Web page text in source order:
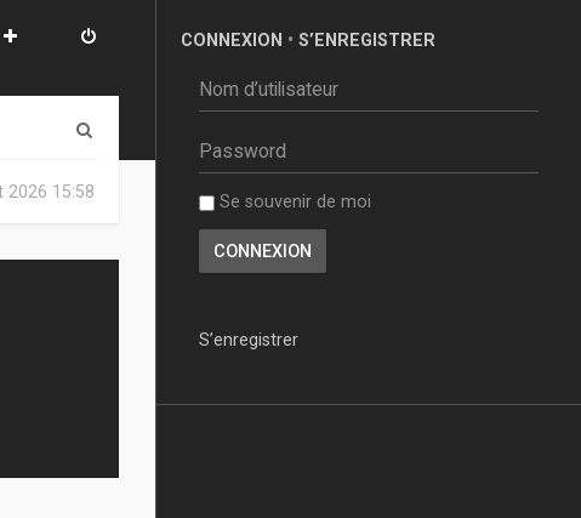
2026 15:58
CONNEXION • S’ENREGISTRER
Se souvenir de moi
S’enregistrer